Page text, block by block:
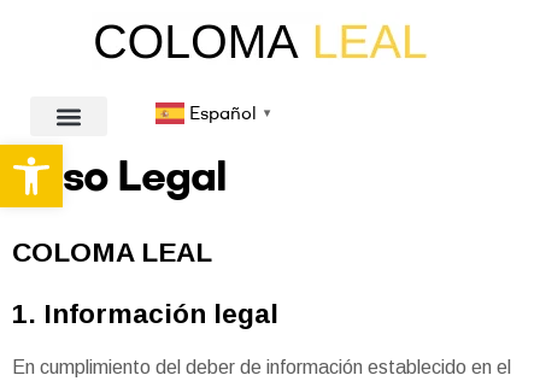
Abrir barra de herramientas
Español ▼
Aviso Legal
COLOMA LEAL
1. Información legal
En cumplimiento del deber de información establecido en el